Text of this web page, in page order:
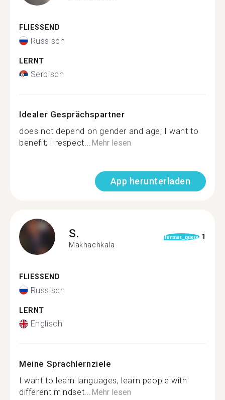
FLIESSEND
Russisch
LERNT
Serbisch
Idealer Gesprächspartner
does not depend on gender and age; I want to
benefit; I respect...Mehr lesen
App herunterladen
S.
Makhachkala
format_quote 1
FLIESSEND
Russisch
LERNT
Englisch
Meine Sprachlernziele
I want to learn languages, learn people with
different mindset...Mehr lesen